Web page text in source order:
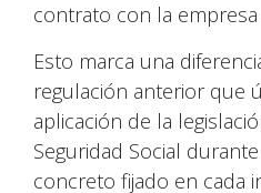
contrato con la empresa
Esto marca una
regulación anterior que
aplicación de la
Seguridad Social
concreto fijado en cada